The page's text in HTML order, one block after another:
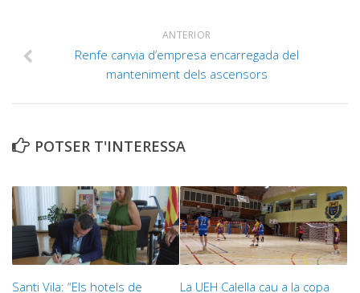
ANTERIOR
Renfe canvia d’empresa encarregada del
manteniment dels ascensors
POTSER T'INTERESSA
Santi Vila: “Els hotels de
La UEH Calella cau a la copa